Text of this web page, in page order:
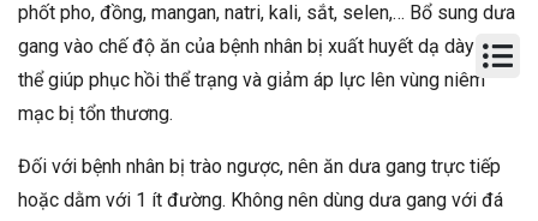
phốt pho, đồng, mangan, natri, kali, sắt, selen,… Bổ sung dưa
gang vào chế độ ăn của bệnh nhân bị xuất huyết dạ dày có
thể giúp phục hồi thể trạng và giảm áp lực lên vùng niêm
mạc bị tổn thương.
Đối với bệnh nhân bị trào ngược, nên ăn dưa gang trực tiếp
hoặc dằm với 1 ít đường. Không nên dùng dưa gang với đá